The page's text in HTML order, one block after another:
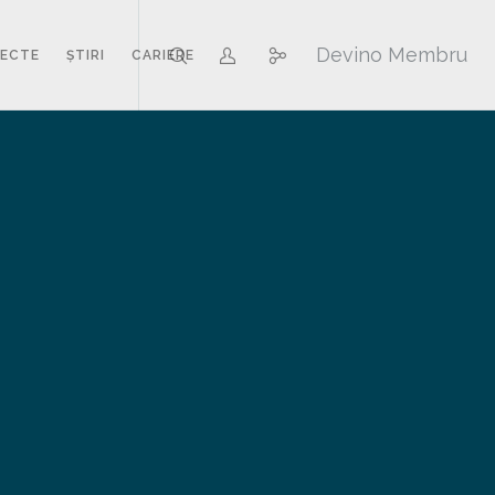
Devino Membru
ȘTIRI CARIERE